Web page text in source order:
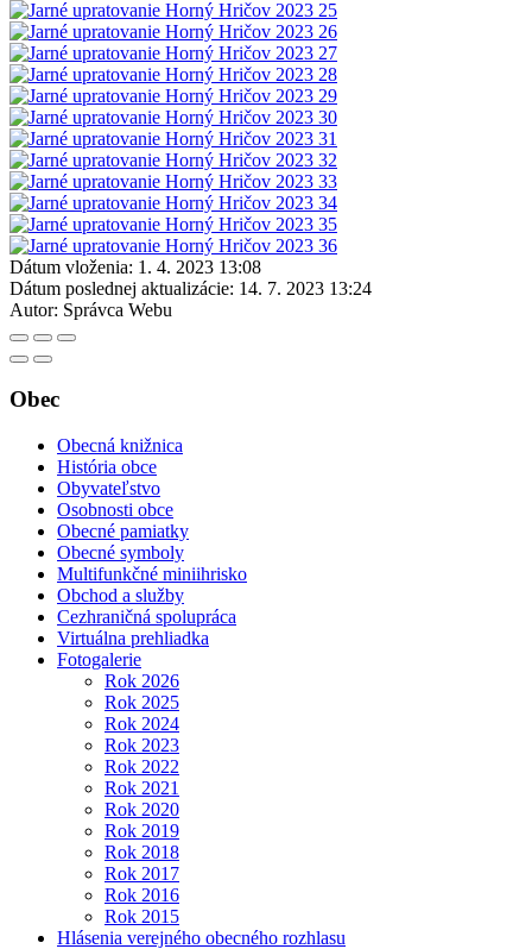
Dátum vloženia: 1. 4. 2023 13:08
Dátum poslednej aktualizácie: 14. 7. 2023 13:24
Autor: Správca Webu
Obec
Obecná knižnica
História obce
Obyvateľstvo
Osobnosti obce
Obecné pamiatky
Obecné symboly
Multifunkčné miniihrisko
Obchod a služby
Cezhraničná spolupráca
Virtuálna prehliadka
Fotogalerie
Rok 2026
Rok 2025
Rok 2024
Rok 2023
Rok 2022
Rok 2021
Rok 2020
Rok 2019
Rok 2018
Rok 2017
Rok 2016
Rok 2015
Hlásenia verejného obecného rozhlasu